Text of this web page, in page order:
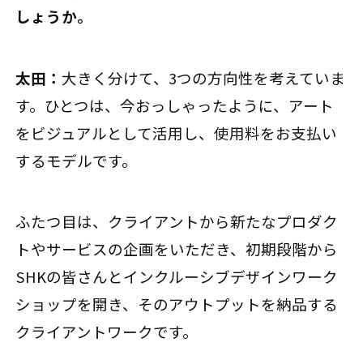
しょうか。
太田： 大きく分けて、3つの方向性を考えていま
す。ひとつは、今おっしゃったように、アート
をビジュアルとして活用し、使用料をお支払い
するモデルです。
ふたつ目は、クライアントから新たなプロダク
トやサービスの企画をいただき、初期段階から
SHKの皆さんとインクルーシブデザインワーク
ショップを開き、そのアウトプットを納品する
クライアントワークです。